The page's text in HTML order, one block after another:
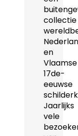
collectie
en
Vlaamse
17de-
eeuwse
Jaarlijks
vele